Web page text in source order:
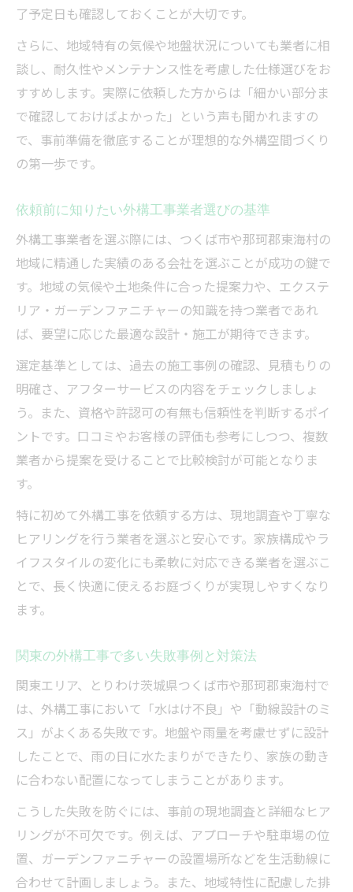
了予定日も確認しておくことが大切です。
さらに、地域特有の気候や地盤状況についても業者に相
談し、耐久性やメンテナンス性を考慮した仕様選びをお
すすめします。実際に依頼した方からは「細かい部分ま
で確認しておけばよかった」という声も聞かれますの
で、事前準備を徹底することが理想的な外構空間づくり
の第一歩です。
依頼前に知りたい外構工事業者選びの基準
外構工事業者を選ぶ際には、つくば市や那珂郡東海村の
地域に精通した実績のある会社を選ぶことが成功の鍵で
す。地域の気候や土地条件に合った提案力や、エクステ
リア・ガーデンファニチャーの知識を持つ業者であれ
ば、要望に応じた最適な設計・施工が期待できます。
選定基準としては、過去の施工事例の確認、見積もりの
明確さ、アフターサービスの内容をチェックしましょ
う。また、資格や許認可の有無も信頼性を判断するポイ
ントです。口コミやお客様の評価も参考にしつつ、複数
業者から提案を受けることで比較検討が可能となりま
す。
特に初めて外構工事を依頼する方は、現地調査や丁寧な
ヒアリングを行う業者を選ぶと安心です。家族構成やラ
イフスタイルの変化にも柔軟に対応できる業者を選ぶこ
とで、長く快適に使えるお庭づくりが実現しやすくなり
ます。
関東の外構工事で多い失敗事例と対策法
関東エリア、とりわけ茨城県つくば市や那珂郡東海村で
は、外構工事において「水はけ不良」や「動線設計のミ
ス」がよくある失敗です。地盤や雨量を考慮せずに設計
したことで、雨の日に水たまりができたり、家族の動き
に合わない配置になってしまうことがあります。
こうした失敗を防ぐには、事前の現地調査と詳細なヒア
リングが不可欠です。例えば、アプローチや駐車場の位
置、ガーデンファニチャーの設置場所などを生活動線に
合わせて計画しましょう。また、地域特性に配慮した排